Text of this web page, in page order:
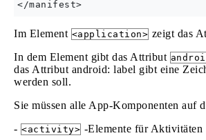
Im Element <application> zeigt das
In dem Element gibt das Attribut
das Attribut android: label gibt eine
werden soll.
Sie müssen alle App-Komponenten auf
- <activity> -Elemente für Aktivitäten